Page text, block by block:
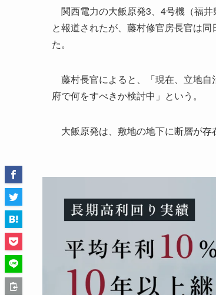
関西電力の大飯原発3、4号機（福
と報道されたが、藤村修官房長官は
た。
藤村長官によると、「現在、立地自
府で何をすべきか検討中」という。
大飯原発は、敷地の地下に断層が存